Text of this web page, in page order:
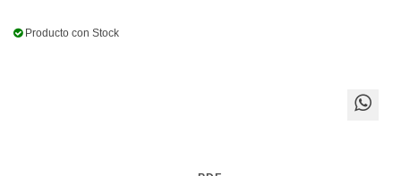
Producto con Stock